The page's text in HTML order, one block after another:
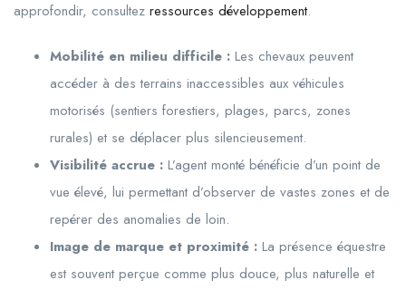
approfondir, consultez ressources développement.
Mobilité en milieu difficile : Les chevaux peuvent
accéder à des terrains inaccessibles aux véhicules
motorisés (sentiers forestiers, plages, parcs, zones
rurales) et se déplacer plus silencieusement.
Visibilité accrue : L’agent monté bénéficie d’un point de
vue élevé, lui permettant d’observer de vastes zones et de
repérer des anomalies de loin.
Image de marque et proximité : La présence équestre
est souvent perçue comme plus douce, plus naturelle et